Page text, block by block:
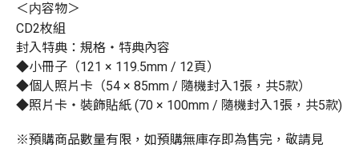
＜内容物＞
CD2枚組
封入特典：規格・特典內容
◆小冊子（121 × 119.5mm / 12頁）
◆個人照片卡（54 × 85mm / 隨機封入1張，共5款）
◆照片卡・裝飾貼紙 (70 × 100mm / 隨機封入1張，共5款)
※預購商品數量有限，如預購無庫存即為售完，敬請見